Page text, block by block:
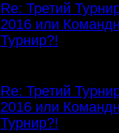
Re: Третий
2016 или
Турнир?!
Re: Третий
2016 или
Турнир?!